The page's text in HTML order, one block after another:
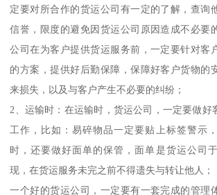
定要对所合作的货运公司有一定的了解，查询
信誉，限度的避免因货运公司原因造成不必要
公司在为客户提供货运服务前，一定要针对客
的方案，提供好后勤保障，保障好客户货物的
来损失，以及与客户产生不必要的纠纷；
2、运输时：在运输时，货运公司，一定要做好
工作，比如：易碎物品一定要贴上标签警示
时，还要做好面单的保管，面单是货运公司
现，在货运服务未完之前不得遗失与转让他人；
一个好的货运公司，一定要有一套完成的管理